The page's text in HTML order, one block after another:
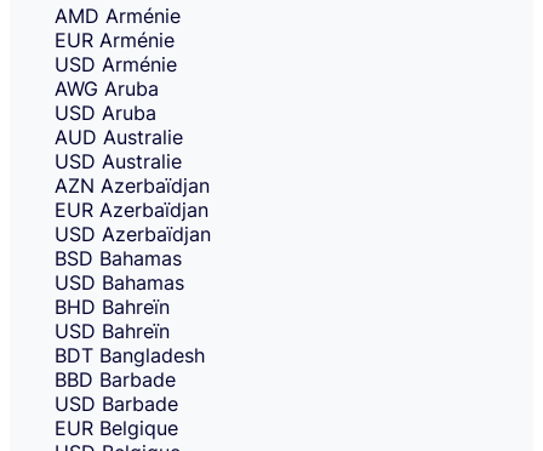
AMD Arménie
EUR Arménie
USD Arménie
AWG Aruba
USD Aruba
AUD Australie
USD Australie
AZN Azerbaïdjan
EUR Azerbaïdjan
USD Azerbaïdjan
BSD Bahamas
USD Bahamas
BHD Bahreïn
USD Bahreïn
BDT Bangladesh
BBD Barbade
USD Barbade
EUR Belgique